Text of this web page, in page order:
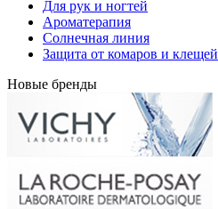
Для рук и ногтей
Ароматерапия
Солнечная линия
Защита от комаров и клещей
Новые бренды